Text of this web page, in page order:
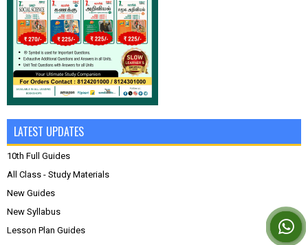
LATEST UPDATES
10th Full Guides
All Class - Study Materials
New Guides
New Syllabus
Lesson Plan Guides